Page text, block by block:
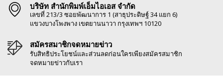
บริษัท สำนักพิมพ์เอ็มไอเอส จำกัด
เลขที่ 213/3 ซอยพัฒนาการ 1 (สาธุประดิษฐ์ 34 แยก 6)
แขวงบางโพงพาง เขตยานนาวา กรุงเทพฯ 10120
สมัครสมาชิกจดหมายข่าว
รับสิทธิประโยชน์และส่วนลดก่อนใครเพียงสมัครสมาชิก
จดหมายข่าวกับเรา